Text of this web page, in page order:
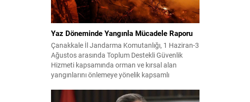
Yaz Döneminde Yangınla Mücadele Raporu
Çanakkale İl Jandarma Komutanlığı, 1 Haziran-3
Ağustos arasında Toplum Destekli Güvenlik
Hizmeti kapsamında orman ve kırsal alan
yangınlarını önlemeye yönelik kapsamlı
görev yapan 178 tim ve 742 personel, sahada